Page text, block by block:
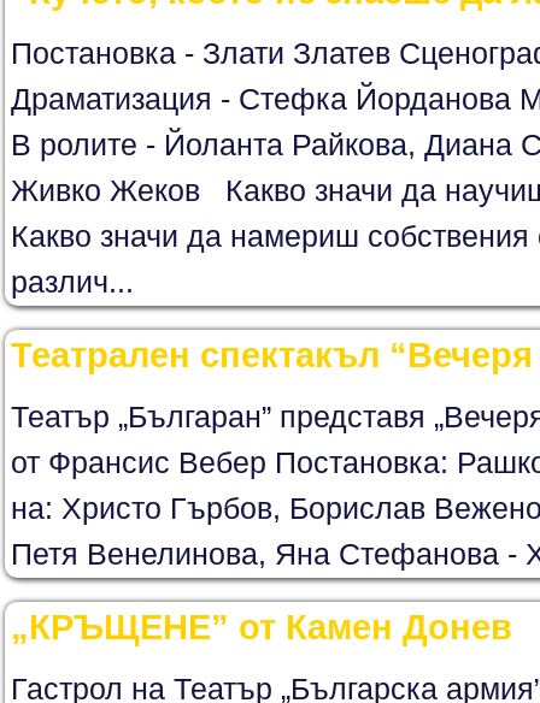
Постановка - Злати Златев
Драматизация - Стефка Йорданова
В ролите - Йоланта Райкова, Диана
Живко Жеков Какво значи да
Какво значи да намериш
различ...
Театрален спектакъл “Вечеря
Театър „Българан” представя
от Франсис Вебер Постановка:
на: Христо Гърбов, Борислав
Петя Венелинова, Яна Стефанова -
„КРЪЩЕНЕ” от Камен Донев
Гастрол на Театър „Българска